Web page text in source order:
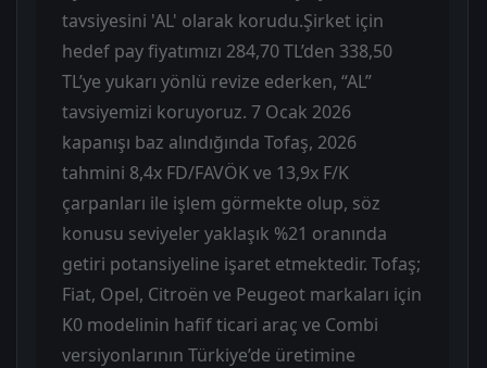
tavsiyesini 'AL' olarak korudu.Şirket için
hedef pay fiyatımızı 284,70 TL’den 338,50
TL’ye yukarı yönlü revize ederken, “AL”
tavsiyemizi koruyoruz. 7 Ocak 2026
kapanışı baz alındığında Tofaş, 2026
tahmini 8,4x FD/FAVÖK ve 13,9x F/K
çarpanları ile işlem görmekte olup, söz
konusu seviyeler yaklaşık %21 oranında
getiri potansiyeline işaret etmektedir. Tofaş;
Fiat, Opel, Citroën ve Peugeot markaları için
K0 modelinin hafif ticari araç ve Combi
versiyonlarının Türkiye’de üretimine